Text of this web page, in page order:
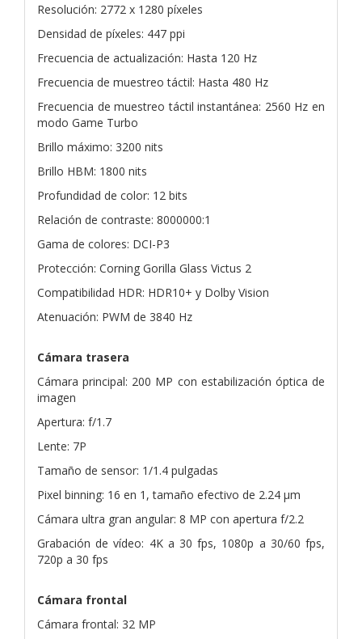
Resolución: 2772 x 1280 píxeles
Densidad de píxeles: 447 ppi
Frecuencia de actualización: Hasta 120 Hz
Frecuencia de muestreo táctil: Hasta 480 Hz
Frecuencia de muestreo táctil instantánea: 2560 Hz en
modo Game Turbo
Brillo máximo: 3200 nits
Brillo HBM: 1800 nits
Profundidad de color: 12 bits
Relación de contraste: 8000000:1
Gama de colores: DCI-P3
Protección: Corning Gorilla Glass Victus 2
Compatibilidad HDR: HDR10+ y Dolby Vision
Atenuación: PWM de 3840 Hz
Cámara trasera
Cámara principal: 200 MP con estabilización óptica de
imagen
Apertura: f/1.7
Lente: 7P
Tamaño de sensor: 1/1.4 pulgadas
Pixel binning: 16 en 1, tamaño efectivo de 2.24 μm
Cámara ultra gran angular: 8 MP con apertura f/2.2
Grabación de vídeo: 4K a 30 fps, 1080p a 30/60 fps,
720p a 30 fps
Cámara frontal
Cámara frontal: 32 MP